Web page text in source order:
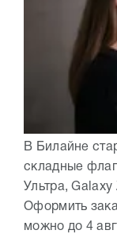
В Билайне
складные
Ультра,
Оформить
можно до 4